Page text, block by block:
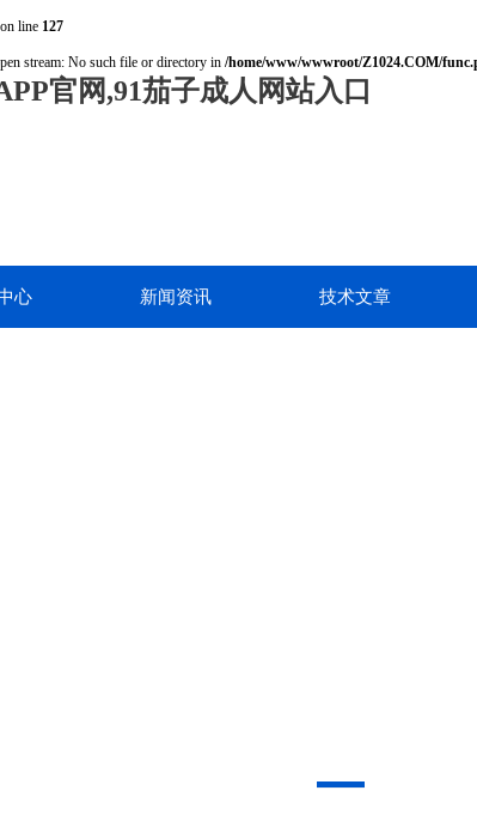
on line 127
stream: No such file or directory in /home/www/wwwroot/Z1024.COM/
官网,91茄子成人网站入口
心 新闻资讯 技术文章